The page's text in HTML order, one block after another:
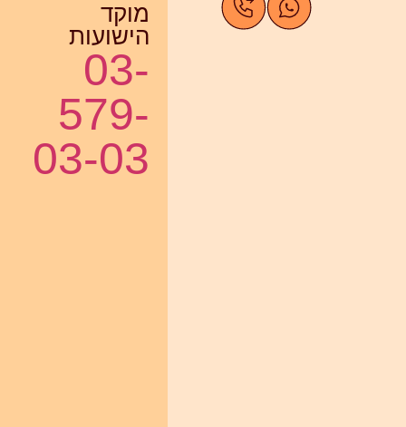
מוקד
הישועות
03-
579-
03-03